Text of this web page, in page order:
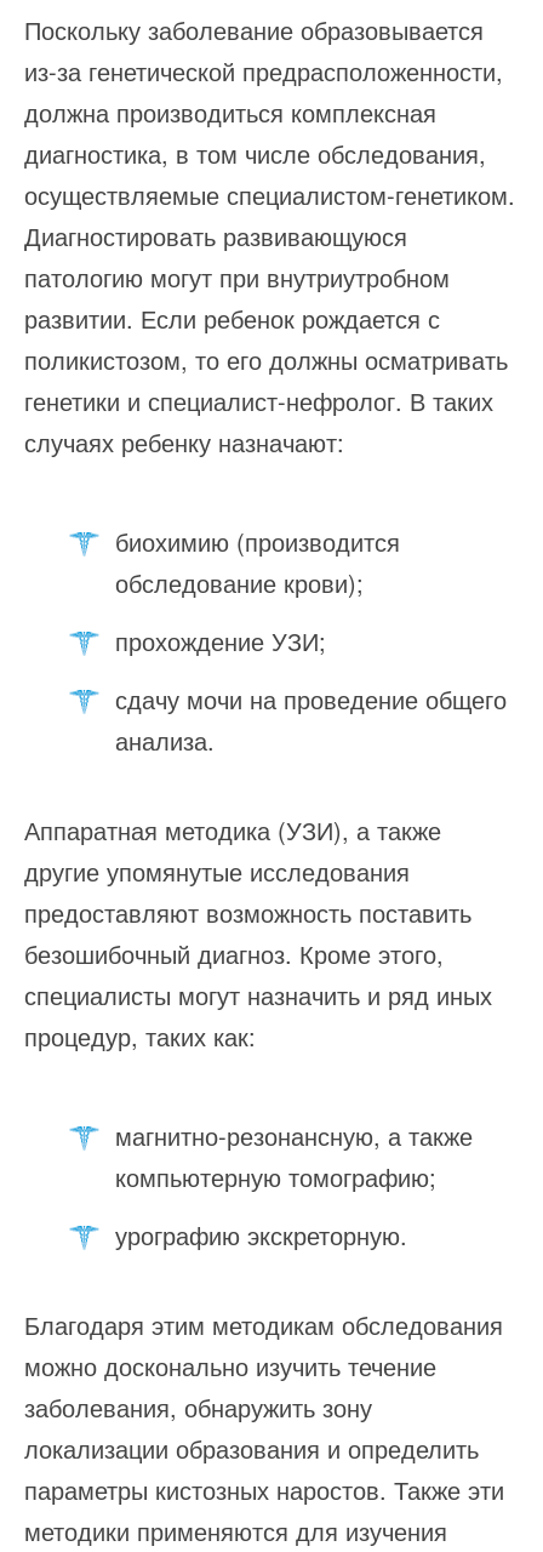
Поскольку заболевание образовывается
из-за генетической предрасположенности,
должна производиться комплексная
диагностика, в том числе обследования,
осуществляемые специалистом-генетиком.
Диагностировать развивающуюся
патологию могут при внутриутробном
развитии. Если ребенок рождается с
поликистозом, то его должны осматривать
генетики и специалист-нефролог. В таких
случаях ребенку назначают:
биохимию (производится
обследование крови);
прохождение УЗИ;
сдачу мочи на проведение общего
анализа.
Аппаратная методика (УЗИ), а также
другие упомянутые исследования
предоставляют возможность поставить
безошибочный диагноз. Кроме этого,
специалисты могут назначить и ряд иных
процедур, таких как:
магнитно-резонансную, а также
компьютерную томографию;
урографию экскреторную.
Благодаря этим методикам обследования
можно досконально изучить течение
заболевания, обнаружить зону
локализации образования и определить
параметры кистозных наростов. Также эти
методики применяются для изучения